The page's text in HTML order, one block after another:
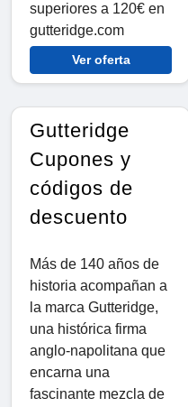
superiores a 120€ en
gutteridge.com
Ver oferta
Gutteridge
Cupones y
códigos de
descuento
Más de 140 años de
historia acompañan a
la marca Gutteridge,
una histórica firma
anglo-napolitana que
encarna una
fascinante mezcla de